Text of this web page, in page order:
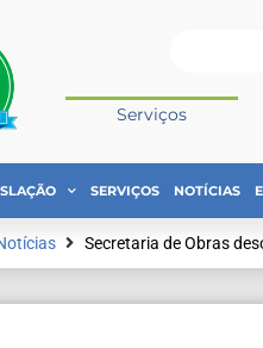
Serviços
SERVIÇOS NOTÍCIAS
Secretaria de Obras